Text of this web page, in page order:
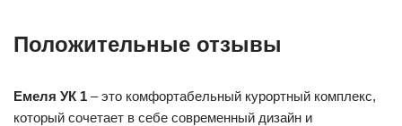
Положительные отзывы
Емеля УК 1 – это комфортабельный курортный комплекс,
который сочетает в себе современный дизайн и